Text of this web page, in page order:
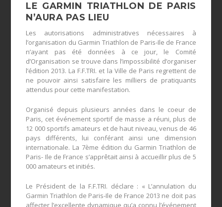
LE GARMIN TRIATHLON DE PARIS
N’AURA PAS LIEU
Les autorisations administratives nécessaires à
l’organisation du Garmin Triathlon de Paris-Ile de France
n’ayant pas été données à ce jour, le Comité
d’Organisation se trouve dans l’impossibilité d’organiser
l’édition 2013. La F.F.TRI. et la Ville de Paris regrettent de
ne pouvoir ainsi satisfaire les milliers de pratiquants
attendus pour cette manifestation.
Organisé depuis plusieurs années dans le coeur de
Paris, cet événement sportif de masse a réuni, plus de
12 000 sportifs amateurs et de haut niveau, venus de 46
pays différents, lui conférant ainsi une dimension
internationale. La 7ème édition du Garmin Triathlon de
Paris- Ile de France s’apprêtait ainsi à accueillir plus de 5
000 amateurs et initiés.
Le Président de la F.F.TRI. déclare : « L’annulation du
Garmin Triathlon de Paris-Ile de France 2013 ne doit pas
affecter l’excellente dynamique qu’a connu l’événement